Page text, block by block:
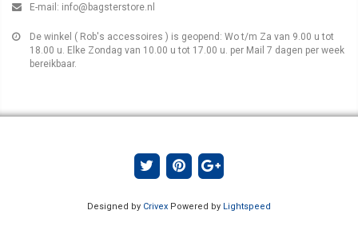
E-mail: info@bagsterstore.nl
De winkel ( Rob's accessoires ) is geopend: Wo t/m Za van 9.00 u tot
18.00 u. Elke Zondag van 10.00 u tot 17.00 u. per Mail 7 dagen per week
bereikbaar.
Designed by Crivex Powered by Lightspeed